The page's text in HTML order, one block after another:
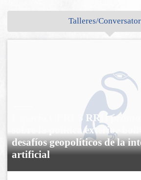
Talleres/
Espacio CERES RRII
sobre la política exterior
desafíos geopolíticos de la
artificial